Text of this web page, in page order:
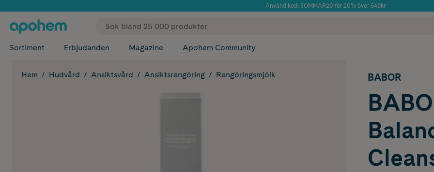
✓ Rådgivning från farmaceuter & hudterapeuter
Sortiment Erbjudanden Magazine Apohem Community
Hem Hudvård Ansiktsvård Ansiktsrengöring Rengöringsmjölk BABOR